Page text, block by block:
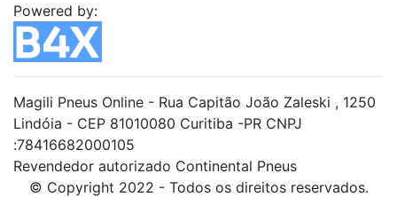
Powered by:
Magili Pneus Online - Rua Capitão João Zaleski , 1250
Lindóia - CEP 81010080 Curitiba -PR CNPJ
:78416682000105
Revendedor autorizado Continental Pneus
© Copyright 2022 - Todos os direitos reservados.